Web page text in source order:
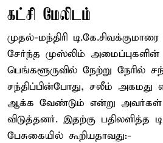
கட்சி மேலிடம்
முதல்-மந்திரி
சேர்ந்த முஸ்லிம்
பெங்களூருவில் நேற்று நேரில்
சந்திப்பின்போது, சலீம் அகமது
ஆக்க வேண்டும் என்று அவர்கள்
விடுத்தனர். இதற்கு பதிலளித்த
பேசுகையில் கூறியதாவது:-